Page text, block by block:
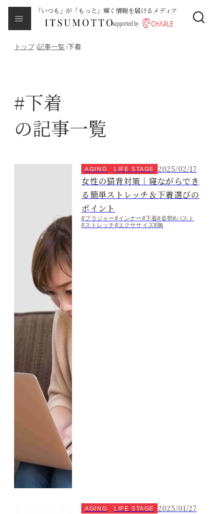
「いつも」が「もっと」輝く情報を届けるメディア
サイクルバランス
ライフステージ
ピープル
トップ 記事一覧 下着
#下着
の記事一覧
AGING LIFE STAGE 2025/02/17
女性の猫背対策｜寝ながらでき
る簡単ストレッチ＆下着選びの
ポイント
#ブラジャー#インナー#下着#姿勢#バスト
#ストレッチ#エクササイズ#胸
AGING LIFE STAGE 2025/01/27